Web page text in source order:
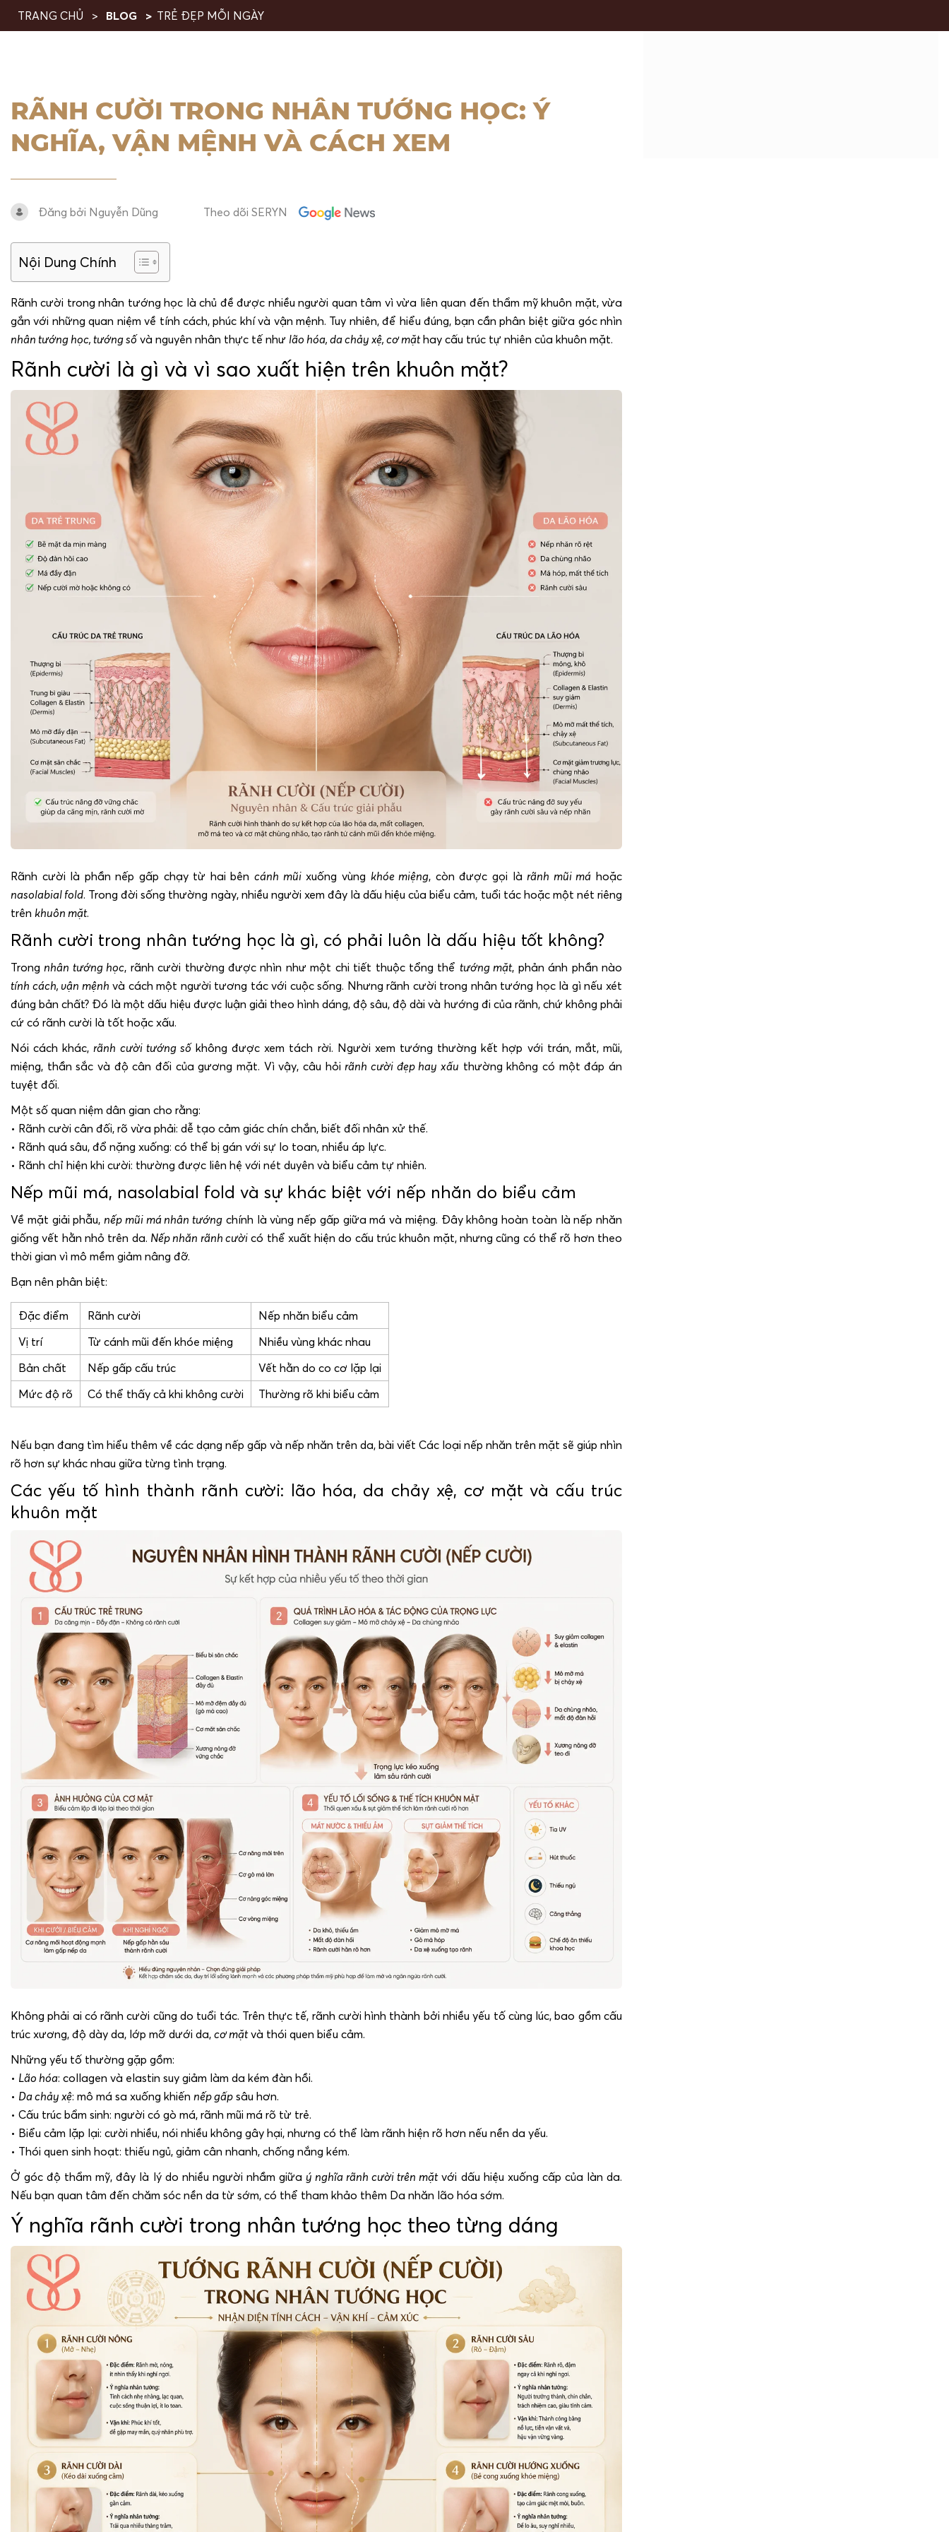
TRANG CHỦ BLOG TRẺ ĐẸP MỖI NGÀY
RÃNH CƯỜI TRONG NHÂN TƯỚNG HỌC: Ý
NGHĨA, VẬN MỆNH VÀ CÁCH XEM
Đăng bởi Nguyễn Dũng Theo dõi SERYN
Nội Dung Chính
Rãnh cười trong nhân tướng học là chủ đề được nhiều người quan tâm vì vừa liên quan đến thẩm mỹ khuôn mặt, vừa
gắn với những quan niệm về tính cách, phúc khí và vận mệnh. Tuy nhiên, để hiểu đúng, bạn cần phân biệt giữa góc nhìn
nhân tướng học, tướng sốvà nguyên nhân thực tế như lão hóa, da chảy xệ, cơ mặthay cấu trúc tự nhiên của khuôn mặt.
Rãnh cười là gì và vì sao xuất hiện trên khuôn mặt?
Rãnh cười là phần nếp gấp chạy từ hai bêncánh mũixuống vùng khóe miệng, còn được gọi là rãnh mũi má hoặc
nasolabial fold. Trong đời sống thường ngày, nhiều người xem đây là dấu hiệu của biểu cảm, tuổi tác hoặc một nét riêng
trên khuôn mặt.
Rãnh cười trong nhân tướng học là gì, có phải luôn là dấu hiệu tốt không?
Trong nhân tướng học, rãnh cười thường được nhìn như một chi tiết thuộc tổng thể tướng mặt, phản ánh phần nào
tính cách, vận mệnh và cách một người tương tác với cuộc sống. Nhưng rãnh cười trong nhân tướng học là gì nếu xét
đúng bản chất? Đó là một dấu hiệu được luận giải theo hình dáng, độ sâu, độ dài và hướng đi của rãnh, chứ không phải
cứ có rãnh cười là tốt hoặc xấu.
Nói cách khác, rãnh cười tướng sốkhông được xem tách rời. Người xem tướng thường kết hợp với trán, mắt, mũi,
miệng, thần sắc và độ cân đối của gương mặt. Vì vậy, câu hỏi rãnh cười đẹp hay xấu thường không có một đáp án
tuyệt đối.
Một số quan niệm dân gian cho rằng:
• Rãnh cười cân đối, rõ vừa phải: dễ tạo cảm giác chín chắn, biết đối nhân xử thế.
• Rãnh quá sâu, đổ nặng xuống: có thể bị gán với sự lo toan, nhiều áp lực.
• Rãnh chỉ hiện khi cười: thường được liên hệ với nét duyên và biểu cảm tự nhiên.
Nếp mũi má, nasolabial fold và sự khác biệt với nếp nhăn do biểu cảm
Về mặt giải phẫu, nếp mũi má nhân tướng chính là vùng nếp gấp giữa má và miệng. Đây không hoàn toàn là nếp nhăn
giống vết hằn nhỏ trên da. Nếp nhăn rãnh cườicó thể xuất hiện do cấu trúc khuôn mặt, nhưng cũng có thể rõ hơn theo
thời gian vì mô mềm giảm nâng đỡ.
Bạn nên phân biệt:
Đặc điểm Rãnh cười
Nếp nhăn biểu cảm
Vị trí
Từ cánh mũi đến khóe miệng
Nhiều vùng khác nhau
Bản chất
Nếp gấp cấu trúc
Vết hằn do co cơ lặp lại
Mức độ rõ
Có thể thấy cả khi không cười Thường rõ khi biểu cảm
Nếu bạn đang tìm hiểu thêm về các dạng nếp gấp và nếp nhăn trên da, bài viết Các loại nếp nhăn trên mặt sẽ giúp nhìn
rõ hơn sự khác nhau giữa từng tình trạng.
Các yếu tố hình thành rãnh cười: lão hóa, da chảy xệ, cơ mặt và cấu trúc
khuôn mặt
Không phải ai có rãnh cười cũng do tuổi tác. Trên thực tế, rãnh cười hình thành bởi nhiều yếu tố cùng lúc, bao gồm cấu
trúc xương, độ dày da, lớp mỡ dưới da, cơ mặtvà thói quen biểu cảm.
Những yếu tố thường gặp gồm:
• Lão hóa: collagen và elastin suy giảm làm da kém đàn hồi.
• Da chảy xệ: mô má sa xuống khiến nếp gấp sâu hơn.
• Cấu trúc bẩm sinh: người có gò má, rãnh mũi má rõ từ trẻ.
• Biểu cảm lặp lại: cười nhiều, nói nhiều không gây hại, nhưng có thể làm rãnh hiện rõ hơn nếu nền da yếu.
• Thói quen sinh hoạt: thiếu ngủ, giảm cân nhanh, chống nắng kém.
Ở góc độ thẩm mỹ, đây là lý do nhiều người nhầm giữa ý nghĩa rãnh cười trên mặtvới dấu hiệu xuống cấp của làn da.
Nếu bạn quan tâm đến chăm sóc nền da từ sớm, có thể tham khảo thêm Da nhăn lão hóa sớm.
Ý nghĩa rãnh cười trong nhân tướng học theo từng dáng